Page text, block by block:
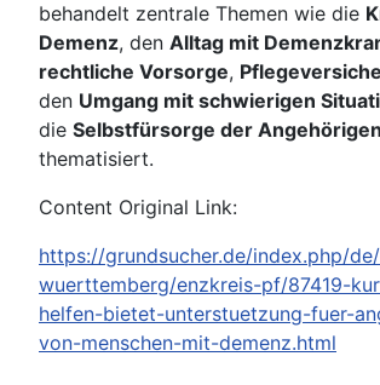
behandelt zentrale Themen wie die
Demenz, den Alltag mit
rechtliche Vorsorge,
den Umgang mit schwierigen
die Selbstfürsorge der Angehörigen
thematisiert.
Content Original Link:
https://grundsucher.de/index.php/
wuerttemberg/enzkreis-pf/87419-
helfen-bietet-unterstuetzung-fuer-
von-menschen-mit-demenz.html